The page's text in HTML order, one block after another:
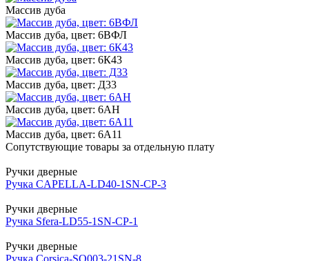
Массив дуба
Массив дуба, цвет: 6ВФЛ
Массив дуба, цвет: 6К43
Массив дуба, цвет: Д33
Массив дуба, цвет: 6АН
Массив дуба, цвет: 6А11
Сопутствующие товары за отдельную плату
Ручки дверные
Ручка CAPELLA-LD40-1SN-CP-3
Ручки дверные
Ручка Sfera-LD55-1SN-CP-1
Ручки дверные
Ручка Corsica-SQ003-21SN-8